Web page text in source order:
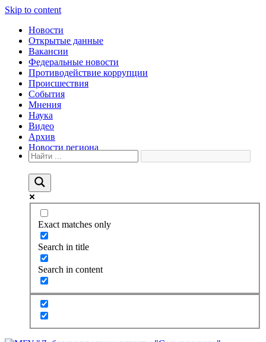
Skip to content
Новости
Открытые данные
Вакансии
Федеральные новости
Противодействие коррупции
Происшествия
События
Мнения
Наука
Видео
Архив
Новости региона
Exact matches only
Search in title
Search in content